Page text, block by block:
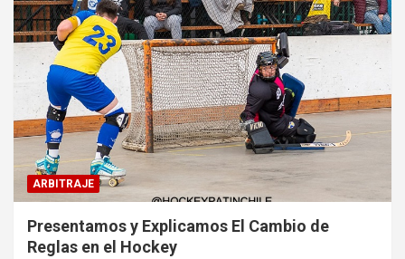
ARBITRAJE
Presentamos y Explicamos El Cambio de
Reglas en el Hockey